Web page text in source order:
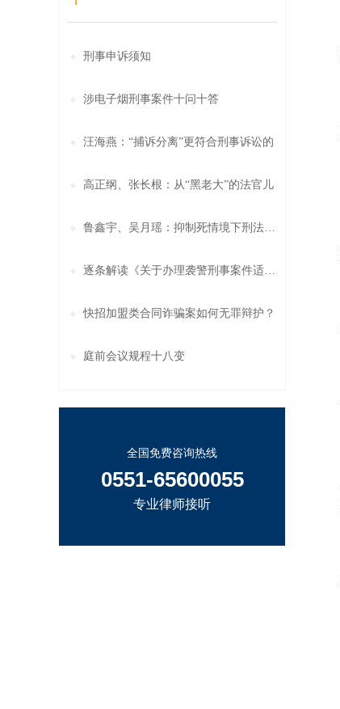
刑事申诉须知
涉电子烟刑事案件十问十答
汪海燕：“捕诉分离”更符合刑事诉讼的
高正纲、张长根：从“黑老大”的法官儿
鲁鑫宇、吴月瑶：抑制死情境下刑法适用
逐条解读《关于办理袭警刑事案件适用法
快招加盟类合同诈骗案如何无罪辩护？
庭前会议规程十八变
全国免费咨询热线
0551-65600055
专业律师接听